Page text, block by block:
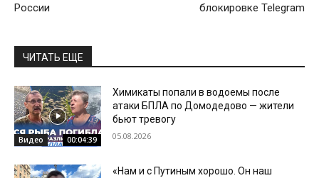
России
блокировке Telegram
ЧИТАТЬ ЕЩЕ
Видео 00:04:39
Химикаты попали в водоемы после
атаки БПЛА по Домодедово — жители
бьют тревогу
05.08.2026
«Нам и с Путиным хорошо. Он наш